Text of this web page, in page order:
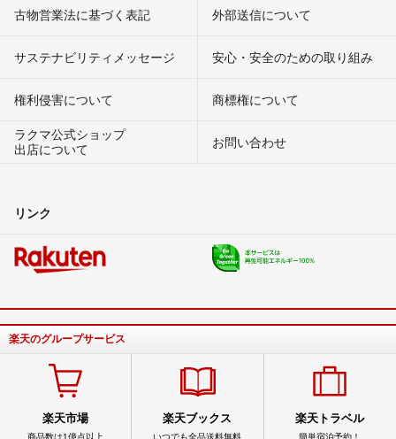
古物営業法に基づく表記 外部送信について
サステナビリティメッセージ 安心・安全のための取り組み
権利侵害について
商標権について
ラクマ公式ショップ
出店について
お問い合わせ
リンク
楽天のグループサービス
楽天市場
商品数は1億点以上
楽天ブックス
いつでも全品送料無料
楽天トラベル
簡単宿泊予約！